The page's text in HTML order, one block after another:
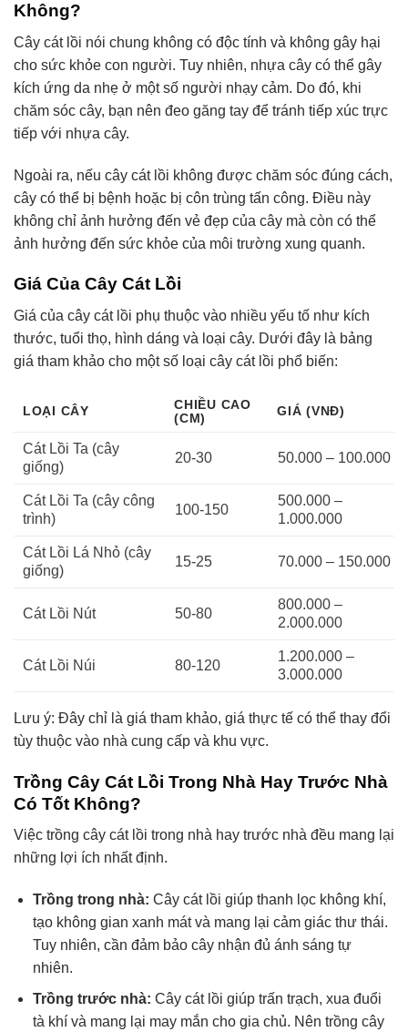
Không?
Cây cát lồi nói chung không có độc tính và không gây hại
cho sức khỏe con người. Tuy nhiên, nhựa cây có thể gây
kích ứng da nhẹ ở một số người nhạy cảm. Do đó, khi
chăm sóc cây, bạn nên đeo găng tay để tránh tiếp xúc trực
tiếp với nhựa cây.
Ngoài ra, nếu cây cát lồi không được chăm sóc đúng cách,
cây có thể bị bệnh hoặc bị côn trùng tấn công. Điều này
không chỉ ảnh hưởng đến vẻ đẹp của cây mà còn có thể
ảnh hưởng đến sức khỏe của môi trường xung quanh.
Giá Của Cây Cát Lồi
Giá của cây cát lồi phụ thuộc vào nhiều yếu tố như kích
thước, tuổi thọ, hình dáng và loại cây. Dưới đây là bảng
giá tham khảo cho một số loại cây cát lồi phổ biến:
LOẠI CÂY
CHIỀU CAO
(CM)
GIÁ (VNĐ)
Cát Lồi Ta (cây
giống)
20-30 50.000 – 100.000
Cát Lồi Ta (cây công
trình)
100-150
500.000 –
1.000.000
Cát Lồi Lá Nhỏ (cây
giống)
15-25 70.000 – 150.000
Cát Lồi Nút 50-80
800.000 –
2.000.000
Cát Lồi Núi 80-120
1.200.000 –
3.000.000
Lưu ý: Đây chỉ là giá tham khảo, giá thực tế có thể thay đổi
tùy thuộc vào nhà cung cấp và khu vực.
Trồng Cây Cát Lồi Trong Nhà Hay Trước Nhà
Có Tốt Không?
Việc trồng cây cát lồi trong nhà hay trước nhà đều mang lại
những lợi ích nhất định.
Trồng trong nhà: Cây cát lồi giúp thanh lọc không khí,
tạo không gian xanh mát và mang lại cảm giác thư thái.
Tuy nhiên, cần đảm bảo cây nhận đủ ánh sáng tự
nhiên.
Trồng trước nhà: Cây cát lồi giúp trấn trạch, xua đuổi
tà khí và mang lại may mắn cho gia chủ. Nên trồng cây